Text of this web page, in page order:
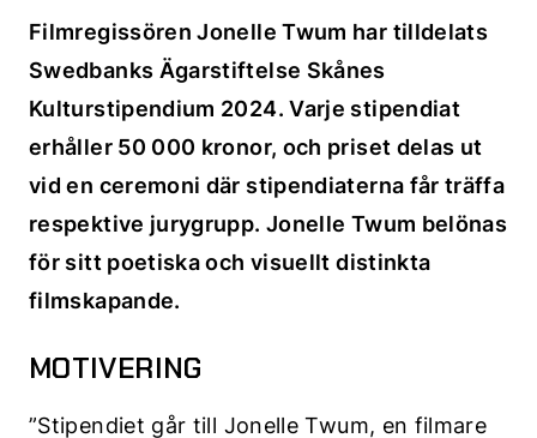
Filmregissören Jonelle Twum har tilldelats
Swedbanks Ägarstiftelse Skånes
Kulturstipendium 2024. Varje stipendiat
erhåller 50 000 kronor, och priset delas ut
vid en ceremoni där stipendiaterna får träffa
respektive jurygrupp. Jonelle Twum belönas
för sitt poetiska och visuellt distinkta
filmskapande.
MOTIVERING
”Stipendiet går till Jonelle Twum, en filmare